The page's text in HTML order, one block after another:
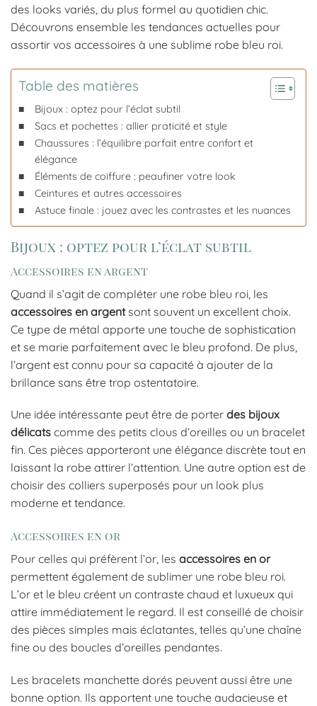
des looks variés, du plus formel au quotidien chic.
Découvrons ensemble les tendances actuelles pour
assortir vos accessoires à une sublime robe bleu roi.
Table des matières
Bijoux : optez pour l’éclat subtil
Sacs et pochettes : allier praticité et style
Chaussures : l’équilibre parfait entre confort et
élégance
Éléments de coiffure : peaufiner votre look
Ceintures et autres accessoires
Astuce finale : jouez avec les contrastes et les nuances
Bijoux : optez pour l’éclat subtil
Accessoires en argent
Quand il s’agit de compléter une robe bleu roi, les
accessoires en argentsont souvent un excellent choix.
Ce type de métal apporte une touche de sophistication
et se marie parfaitement avec le bleu profond. De plus,
l’argent est connu pour sa capacité à ajouter de la
brillance sans être trop ostentatoire.
Une idée intéressante peut être de porter des bijoux
délicats comme des petits clous d’oreilles ou un bracelet
fin. Ces pièces apporteront une élégance discrète tout en
laissant la robe attirer l’attention. Une autre option est de
choisir des colliers superposés pour un look plus
moderne et tendance.
Accessoires en or
Pour celles qui préfèrent l’or, les accessoires en or
permettent également de sublimer une robe bleu roi.
L’or et le bleu créent un contraste chaud et luxueux qui
attire immédiatement le regard. Il est conseillé de choisir
des pièces simples mais éclatantes, telles qu’une chaîne
fine ou des boucles d’oreilles pendantes.
Les bracelets manchette dorés peuvent aussi être une
bonne option. Ils apportent une touche audacieuse et